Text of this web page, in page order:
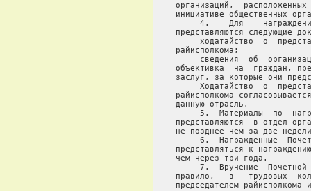
организаций,
инициативе общественных
4.    Для
представляются следующие
ходатайство  о
райисполкома;
сведения  об
объективка  на  граждан,
заслуг, за которые они
Ходатайство  о
райисполкома
данную отрасль.
5.  Материалы  по
представляются  в отдел
не позднее чем за две
6.  Награжденные
представляться к
чем через три года.
7.  Вручение
правило,   в   трудовых
председателем